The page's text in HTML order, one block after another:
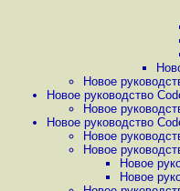
Новое
Новое руководство
Новое
Новое руководство
Новое
Новое
Новое
Новое